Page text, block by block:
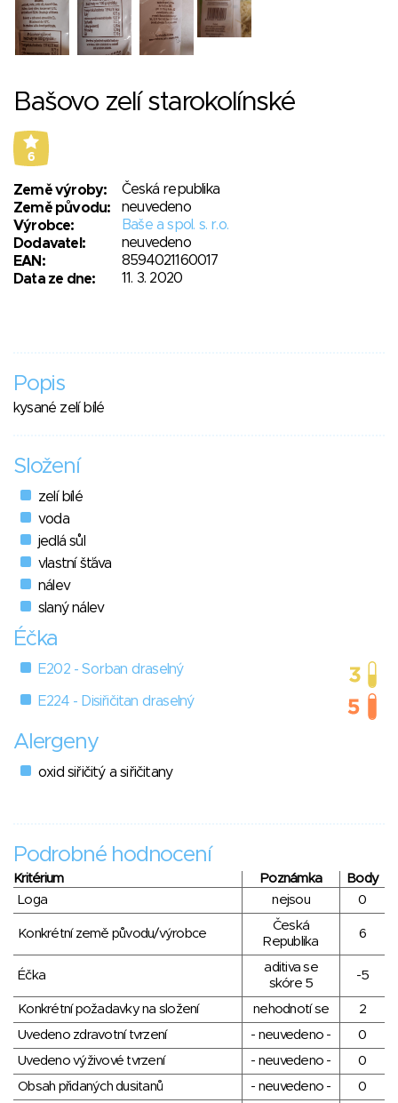
Bašovo zelí starokolínské
6
Země výroby:
Česká republika
Země původu:
neuvedeno
Výrobce:
Baše a spol. s. r.o.
Dodavatel:
neuvedeno
EAN:
8594021160017
Data ze dne:
11. 3. 2020
Popis
kysané zelí bílé
Složení
zelí bílé
voda
jedlá sůl
vlastní šťáva
nálev
slaný nálev
Éčka
E202 - Sorban draselný
E224 - Disiřičitan draselný
Alergeny
oxid siřičitý a siřičitany
Podrobné hodnocení
Kritérium Poznámka
Body
Loga
nejsou 0
Konkrétní země původu/výrobce
Česká
Republika
6
Éčka
aditiva se
skóre 5
-5
Konkrétní požadavky na složení nehodnotí se
2
Uvedeno zdravotní tvrzení
- neuvedeno -
0
Uvedeno výživové tvrzení
- neuvedeno -
0
Obsah přidaných dusitanů
- neuvedeno -
0